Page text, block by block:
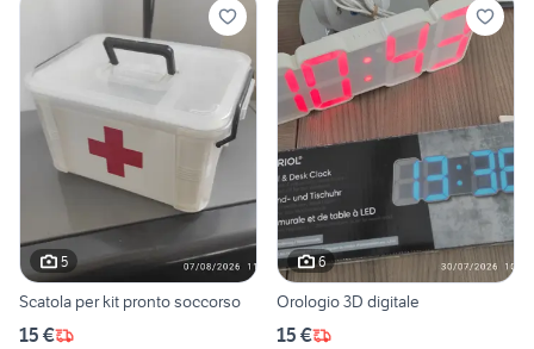
5
Scatola per kit pronto soccorso
15 €
6
Orologio 3D digitale
15 €